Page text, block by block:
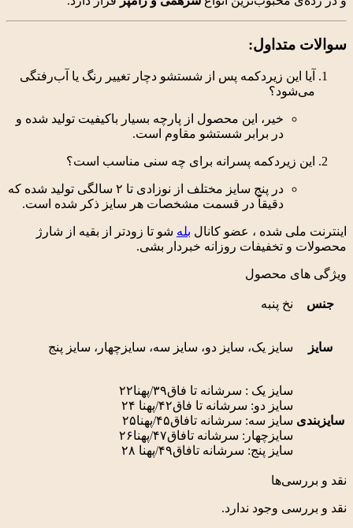
متداول:
زیردکمه پسازشستشو دچارتغییررنگیاآب‌رفتگی
این محصول ازپارچه بسیارباکیفیت تولیدشدهو
شستشو مقاوماست.
زیردکمه پسرانهبرای چه سنی مناسب است؟
سایز مختلفازنوزادی تا ۲ سالگیتولیدشدهکه
قسمت مشخصاتهرسایز ذکرشدهاست.
ملی شده ، عضو کانالبله شو تا زودتر از بقیه از شارژ
و تخفیفات روزانه خبردار بشی.
محصول
نخ پنبه
سایز یک، سایز دو، سایز سه، سایزچهار، سایز پنج
سایز یک : سرشانه تا فاق۳۹/پهنا۲۲
سایز دو: سرشانه تا فاق۴۲/پهنا ۲۴
سایز سه: سرشانه تافاق۴۵/پهنا۲۵
سایزچهار: سرشانه تافاق۴۷/پهنا۲۶
سایز پنج: سرشانه تافاق۴۹/پهنا ۲۸
وجود ندارد.